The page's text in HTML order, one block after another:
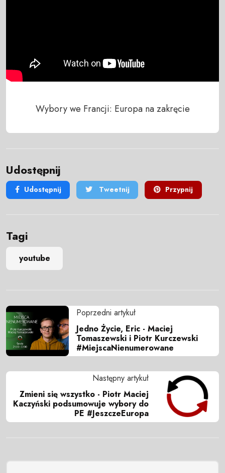
Wybory we Francji: Europa na zakręcie
Udostępnij
Udostępnij Tweetnij Przypnij
Tagi
youtube
Poprzedni artykuł
Jedno Życie, Eric - Maciej
Tomaszewski i Piotr Kurczewski
#MiejscaNienumerowane
Następny artykuł
Zmieni się wszystko - Piotr Maciej
Kaczyński podsumowuje wybory do
PE #JeszczeEuropa